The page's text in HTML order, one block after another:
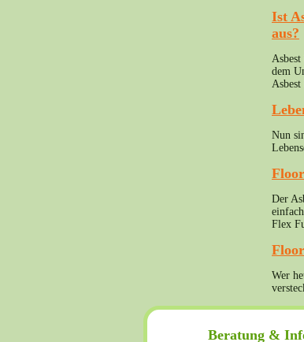
Ist
aus?
dem
Nun
Der
Flex
Wer
Beratung &